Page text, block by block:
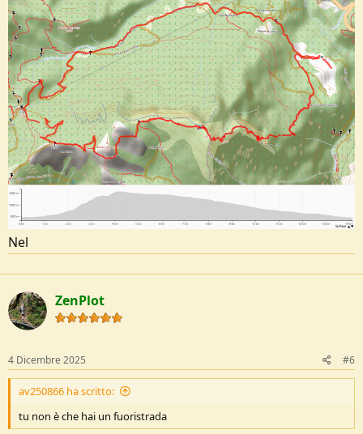
Nel
ZenPlot
4 Dicembre 2025 #6
av250866 ha scritto:
tu non è che hai un fuoristrada